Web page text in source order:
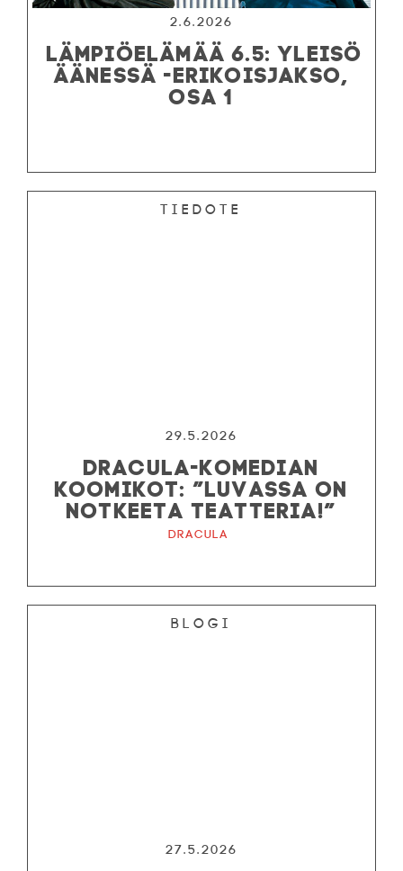
2.6.2026
LÄMPIÖELÄMÄÄ 6.5: YLEISÖ
ÄÄNESSÄ -ERIKOISJAKSO,
OSA 1
Tiedote
29.5.2026
DRACULA-KOMEDIAN
KOOMIKOT: ”LUVASSA ON
NOTKEETA TEATTERIA!”
Dracula
Blogi
27.5.2026